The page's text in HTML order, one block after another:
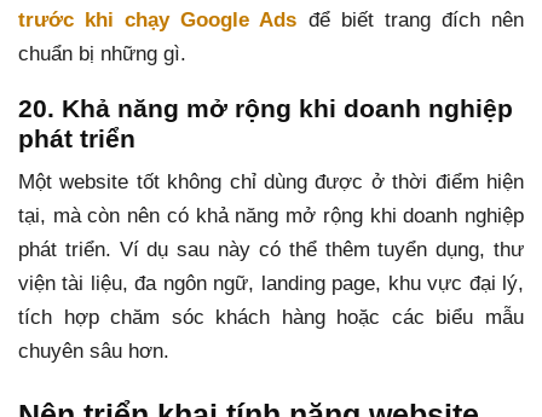
trước khi chạy Google Ads để biết trang đích nên
chuẩn bị những gì.
20. Khả năng mở rộng khi doanh nghiệp
phát triển
Một website tốt không chỉ dùng được ở thời điểm hiện
tại, mà còn nên có khả năng mở rộng khi doanh nghiệp
phát triển. Ví dụ sau này có thể thêm tuyển dụng, thư
viện tài liệu, đa ngôn ngữ, landing page, khu vực đại lý,
tích hợp chăm sóc khách hàng hoặc các biểu mẫu
chuyên sâu hơn.